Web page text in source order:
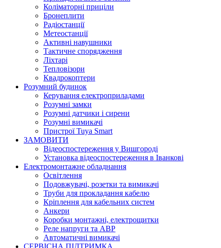
Коліматорні приціли
Бронеплити
Радіостанції
Метеостанції
Активні навушники
Тактичне спорядження
Ліхтарі
Тепловізори
Квадрокоптери
Розумний будинок
Керування електроприладами
Розумні замки
Розумні датчики і сирени
Розумні вимикачі
Пристрої Tuya Smart
ЗАМОВИТИ
Відеоспостереження у Вишгороді
Установка відеоспостереження в Іванкові
Електромонтажне обладнання
Освітлення
Подовжувачі, розетки та вимикачі
Труби для прокладання кабелю
Кріплення для кабельних систем
Анкери
Коробки монтажні, електрощитки
Реле напруги та АВР
Автоматичні вимикачі
СЕРВІСНА ПІДТРИМКА